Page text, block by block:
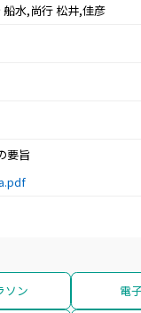
水,尚行 松井,佳彦
要旨
ソン 電